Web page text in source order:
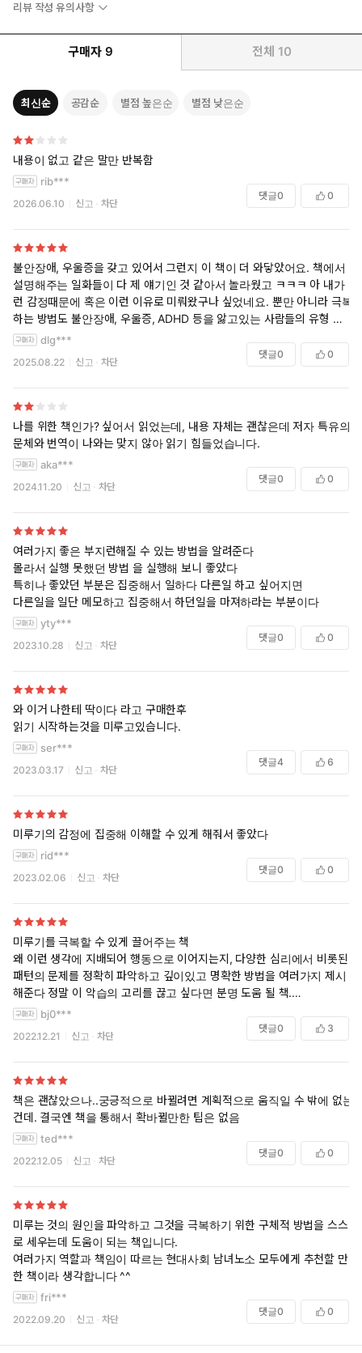
할 일을 미루는 사람들이 있다. 그들은 미룰 수 있을 때까지 미루
다가, 더 이상 미룰 수 없을 때쯤 “지금 안 하면 죽음이다”하며 벼
락치기로 일을 처리한다. 지금 미루면 나중에 더 큰 스트레스를
받고, 작업의 질은 떨어지며, 마음의 안정을 어지럽히는 등 결과가
뻔히 보이지만 미루는 사람들. 그들은 능력도 있고, 하려고 노력도
하지만, 이러면 안 된다는 것을 알면서도, 안 한다. 이들은 일면
자책한다. 그런데 정말 게으르고 절제력이 낮은 사람들일까? 아니
다. 오히려 너무 완벽하게 잘하고 싶은 부담감에 짓눌려서 시작을
못 하는 사람들이다.
신간 《게으른 완벽주의자를 위한 심리학》의 저자 헤이든 핀치 박
자존감, 가면 증후군 등 심리학적인 요인에 의해 발생하므로, 심
리를 이용해야 이 골칫거리 습관을 극복할 수 있다. 저자는 다년
간 정신건강 클리닉을 운영하면서 미루는 습관으로 고통 받는
사람들이 겪는 심리적 어려움을 도왔다. 독자는 이 책을 통해 우
리가 도대체 왜 미루는지, 왜 미루기의 악순환에서 벗어나지 못
하는지, 미루기를 극복하고 지속적인 변화를 하려면 어떻게 대
처해야 하는지에 대해 알게 된다. 또한 인생에 나타나는 다양한
형태의 미루기 사례와 심리학 및 신경과학 연구에서 기반한 미
루기 극복 방법을 적용할 수 있게 된다. 혹시 당신도 미루는 사람
인가? 그렇다면 책 《게으른 완벽주의자를 위한 심리학》을 통
해 자신의 감정과 심리를 이해하여 미루기의 악순환을 극복할
수 있을 것이다.
리뷰 작성 유의사항
구매자 9 전체 10
최신순 공감순 별점 높은순 별점 낮은순
내용이 없고 같은 말만 반복함
rib***
2026.06.10 신고 차단
댓글0 0
불안장애, 우울증을 갖고 있어서 그런지 이 책이 더 와닿았어요. 책에서
설명해주는 일화들이 다 제 얘기인 것 같아서 놀라웠고 ㅋㅋㅋ 아 내가 이
런 감정때문에 혹은 이런 이유로 미뤄왔구나 싶었네요. 뿐만 아니라 극복
하는 방법도 불안장애, 우울증, ADHD 등을 앓고있는 사람들의 유형 별로
체계적으로 알려주어서 너무 좋았습니다. 이 책을 통해서 변화할 수 있다
dlg***
2025.08.22 신고 차단
댓글0 0
나를 위한 책인가? 싶어서 읽었는데, 내용 자체는 괜찮은데 저자 특유의
문체와 번역이 나와는 맞지 않아 읽기 힘들었습니다.
aka***
2024.11.20 신고 차단
댓글0 0
여러가지 좋은 부지런해질 수 있는 방법을 알려준다
몰라서 실행 못했던 방법 을 실행해 보니 좋았다
특히나 좋았던 부분은 집중해서 일하다 다른일 하고 싶어지면
다른일을 일단 메모하고 집중해서 하던일을 마져하라는 부분이다
yty***
2023.10.28 신고 차단
댓글0 0
와 이거 나한테 딱이다 라고 구매한후
읽기 시작하는것을 미루고있습니다.
ser***
2023.03.17 신고 차단
댓글4 6
미루기의 감정에 집중해 이해할 수 있게 해줘서 좋았다
rid***
2023.02.06 신고 차단
댓글0 0
미루기를 극복할 수 있게 끌어주는 책
왜 이런 생각에 지배되어 행동으로 이어지는지, 다양한 심리에서 비롯된
패턴의 문제를 정확히 파악하고 깊이있고 명확한 방법을 여러가지 제시
해준다 정말 이 악습의 고리를 끊고 싶다면 분명 도움 될 책.
물론 새로운 생각을 받아들이고 시도하는건 본인 몫이지만 인생에 안그
런게 어디있는가ㅎ 결코 대충 있어보이기만 하고 이미 다들 알고 있는 그
럴듯한 말만 늘어놓는 뻔한 책은 아니다
bj0***
2022.12.21 신고 차단
댓글0 3
책은 괜찮았으나..궁긍적으로 바뀔려면 계획적으로 움직일 수 밖에 없는
건데. 결국엔 책을 통해서 확바뀔만한 팁은 없음
ted***
2022.12.05 신고 차단
댓글0 0
미루는 것의 원인을 파악하고 그것을 극복하기 위한 구체적 방법을 스스
로 세우는데 도움이 되는 책입니다.
여러가지 역할과 책임이 따르는 현대사회 남녀노소 모두에게 추천할 만
한 책이라 생각합니다 ^^
fri***
2022.09.20 신고 차단
댓글0 0